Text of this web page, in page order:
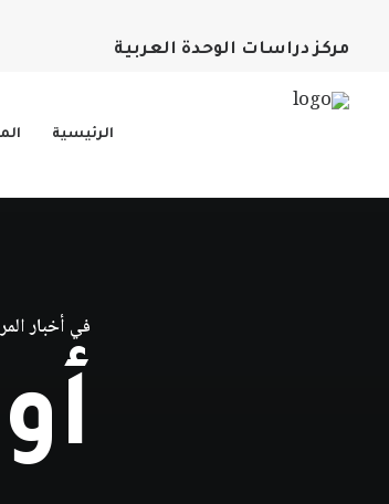
مركز دراسات الوحدة العربية
الرئيسية
في أخبار